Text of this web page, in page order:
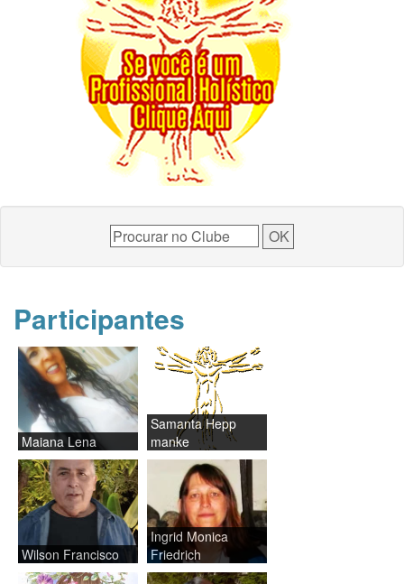
Participantes
Maiana Lena
Samanta Hepp
manke
Wilson Francisco
Ingrid Monica
Friedrich